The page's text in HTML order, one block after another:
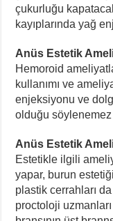
çukurluğu
kayıplarında yağ
Anüs Estetik
Hemoroid
kullanımı ve
enjeksiyonu ve
olduğu
Anüs Estetik
Estetikle ilgili
yapar, burun
plastik cerrahları
proctoloji